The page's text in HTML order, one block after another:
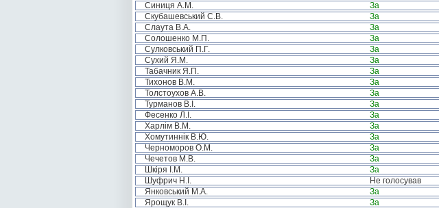
Синиця А.М.
За
Скубашевський С.В.
За
Слаута В.А.
За
Солошенко М.П.
За
Сулковський П.Г.
За
Сухий Я.М.
За
Табачник Я.П.
За
Тихонов В.М.
За
Толстоухов А.В.
За
Турманов В.І.
За
Фесенко Л.І.
За
Харлім В.М.
За
Хомутиннік В.Ю.
За
Черноморов О.М.
За
Чечетов М.В.
За
Шкіря І.М.
За
Шуфрич Н.І.
Не голосував
Янковський М.А.
За
Ярощук В.І.
За